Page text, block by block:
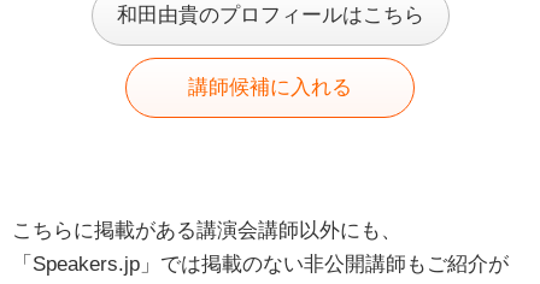
和田由貴のプロフィールはこちら
講師候補に入れる
こちらに掲載がある講演会講師以外にも、
「Speakers.jp」では掲載のない非公開講師もご紹介が